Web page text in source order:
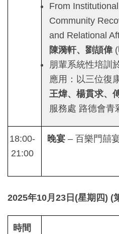
From
Community
and Relational
陳漪軒、劉頡偉(
朋輩系統性培訓
應用：以三位復
王煒、楊貫求、
服務處 路德會青
18:00-
21:00
晚宴 – 百樂門囍
2025年10月 23 日 (星期四) (
時間